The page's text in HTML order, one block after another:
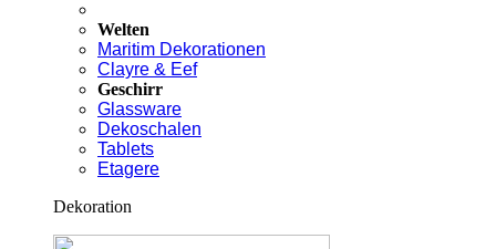
Welten
Maritim Dekorationen
Clayre & Eef
Geschirr
Glassware
Dekoschalen
Tablets
Etagere
Dekoration